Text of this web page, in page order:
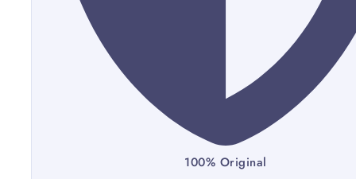
100% Original